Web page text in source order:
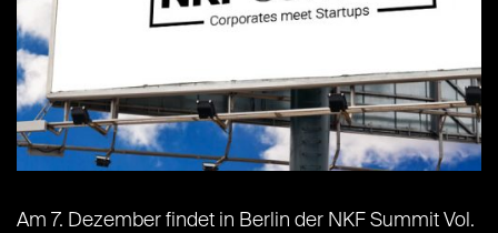
Am 7. Dezember findet in Berlin der NKF Summit Vol.